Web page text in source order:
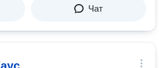
Чат